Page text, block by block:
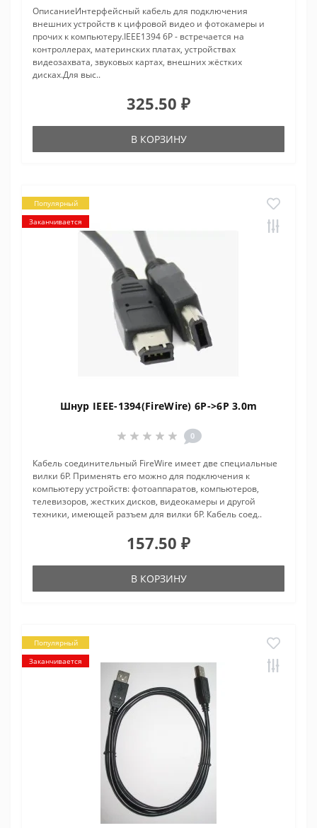
ОписаниеИнтерфейсный кабель для подключения
внешних устройств к цифровой видео и фотокамеры и
прочих к компьютеру.IEEE1394 6P - встречается на
контроллерах, материнских платах, устройствах
видеозахвата, звуковых картах, внешних жёстких
дисках.Для выс..
325.50 ₽
В КОРЗИНУ
Популярный
Заканчивается
Шнур IEEE-1394(FireWire) 6P->6P 3.0m
0
Кабель соединительный FireWire имеет две специальные
вилки 6P. Применять его можно для подключения к
компьютеру устройств: фотоаппаратов, компьютеров,
телевизоров, жестких дисков, видеокамеры и другой
техники, имеющей разъем для вилки 6P. Кабель соед..
157.50 ₽
В КОРЗИНУ
Популярный
Заканчивается